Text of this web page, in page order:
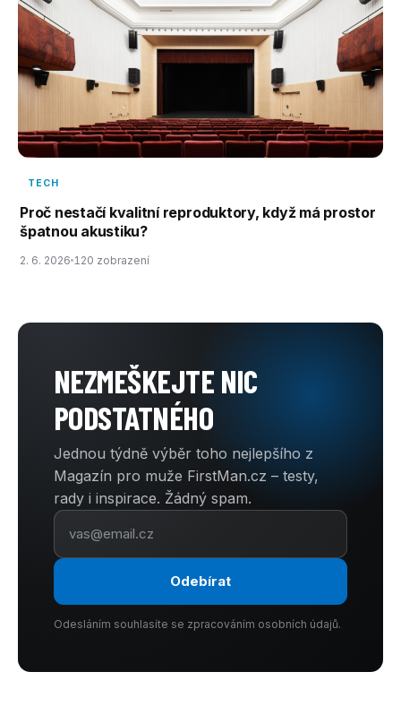
TECH
Proč nestačí kvalitní reproduktory, když má prostor
špatnou akustiku?
2. 6. 2026 120 zobrazení
NEZMEŠKEJTE NIC
PODSTATNÉHO
Jednou týdně výběr toho nejlepšího z
Magazín pro muže FirstMan.cz – testy,
rady i inspirace. Žádný spam.
Odebírat
Odesláním souhlasíte se zpracováním osobních údajů.